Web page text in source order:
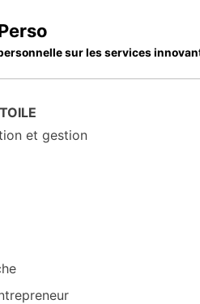
sur les services
et gestion